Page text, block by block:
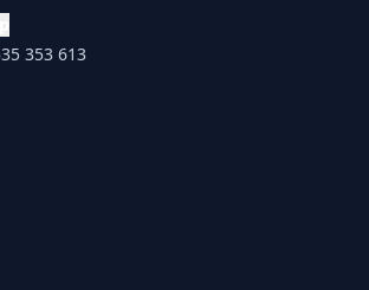
353 613